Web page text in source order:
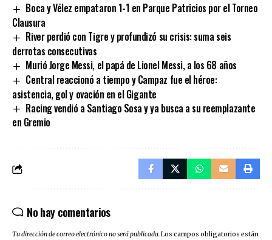
Boca y Vélez empataron 1-1 en Parque Patricios por el Torneo
Clausura
River perdió con Tigre y profundizó su crisis: suma seis
derrotas consecutivas
Murió Jorge Messi, el papá de Lionel Messi, a los 68 años
Central reaccionó a tiempo y Campaz fue el héroe:
asistencia, gol y ovación en el Gigante
Racing vendió a Santiago Sosa y ya busca a su reemplazante
en Gremio
No hay comentarios
Tu dirección de correo electrónico no será publicada.Los campos obligatorios están